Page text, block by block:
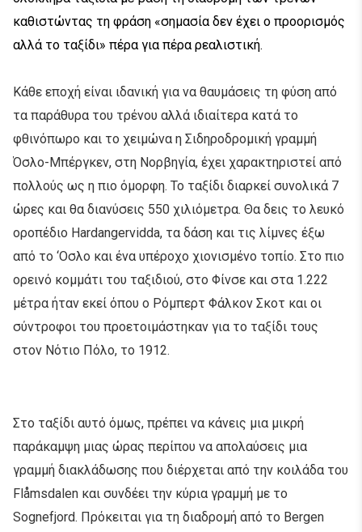
καθιστώντας τη φράση «σημασία δεν έχει ο προορισμός
αλλά το ταξίδι» πέρα για πέρα ρεαλιστική.
Κάθε εποχή είναι ιδανική για να θαυμάσεις τη φύση από
τα παράθυρα του τρένου αλλά ιδιαίτερα κατά το
φθινόπωρο και το χειμώνα η Σιδηροδρομική γραμμή
Όσλο-Μπέργκεν, στη Νορβηγία, έχει χαρακτηριστεί από
πολλούς ως η πιο όμορφη. Το ταξίδι διαρκεί συνολικά 7
ώρες και θα διανύσεις 550 χιλιόμετρα. Θα δεις το λευκό
οροπέδιο Hardangervidda, τα δάση και τις λίμνες έξω
από το ‘Οσλο και ένα υπέροχο χιονισμένο τοπίο. Στο πιο
ορεινό κομμάτι του ταξιδιού, στο Φίνσε και στα 1.222
μέτρα ήταν εκεί όπου ο Ρόμπερτ Φάλκον Σκοτ και οι
σύντροφοι του προετοιμάστηκαν για το ταξίδι τους
στον Νότιο Πόλο, το 1912.
Στο ταξίδι αυτό όμως, πρέπει να κάνεις μια μικρή
παράκαμψη μιας ώρας περίπου να απολαύσεις μια
γραμμή διακλάδωσης που διέρχεται από την κοιλάδα του
Flåmsdalen και συνδέει την κύρια γραμμή με το
Sognefjord. Πρόκειται για τη διαδρομή από το Bergen